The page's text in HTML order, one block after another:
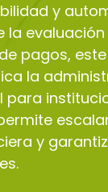
y
la
pagos,
la
para
y